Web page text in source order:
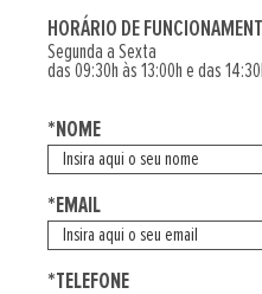
HORÁRIO DE
Segunda a Sexta
das 09:30h às 13:00h e das
*NOME
*EMAIL
*TELEFONE